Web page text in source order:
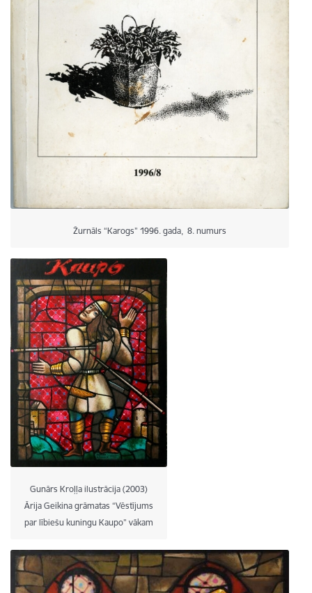
Žurnāls “Karogs” 1996. gada, 8. numurs
Gunārs Kroļļa ilustrācija (2003)
Ārija Geikina grāmatas “Vēstījums
par lībiešu kuningu Kaupo” vākam